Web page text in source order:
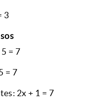
3
= 7
= 7
2x + 1 = 7